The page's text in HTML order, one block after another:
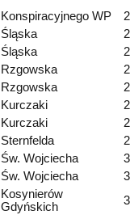
Konspiracyjnego WP
Śląska
Śląska
Rzgowska
Rzgowska
Kurczaki
Kurczaki
Sternfelda
Św. Wojciecha
Św. Wojciecha
Kosynierów
Gdyńskich